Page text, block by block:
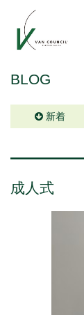
BLOG
新着
成人式